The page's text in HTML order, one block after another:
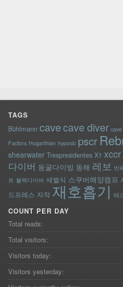
TAGS
Bühlmann cavecave diver
Factors Hogarthian hypoxic pscr
shearwater Trespresidentes X1 xccr
다이버 동굴다이빙 동해 레보 반
트 블랙다이버 세벌식 스쿠버해양캠프
드프레스 자작 재호흡기 테
COUNT PER DAY
Total reads:
Total visitors:
Visitors today:
Visitors yesterday: